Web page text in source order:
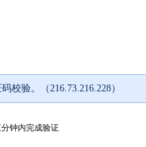
校验。（216.73.216.228）
钟内完成验证